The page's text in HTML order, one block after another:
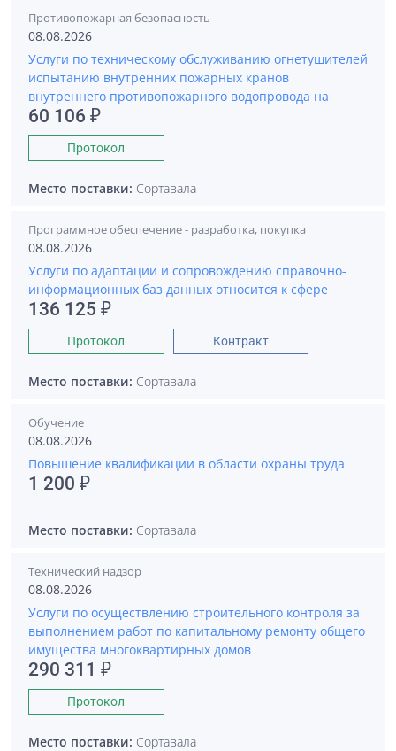
Противопожарная безопасность
08.08.2026
Услуги по техническому обслуживанию огнетушителей
испытанию внутренних пожарных кранов
внутреннего противопожарного водопровода на
60 106 ₽
Протокол
Место поставки: Сортавала
Программное обеспечение - разработка, покупка
08.08.2026
Услуги по адаптации и сопровождению справочно-
информационных баз данных относится к сфере
136 125 ₽
Протокол Контракт
Место поставки: Сортавала
Обучение
08.08.2026
Повышение квалификации в области охраны труда
1 200 ₽
Место поставки: Сортавала
Технический надзор
08.08.2026
Услуги по осуществлению строительного контроля за
выполнением работ по капитальному ремонту общего
имущества многоквартирных домов
290 311 ₽
Протокол
Место поставки: Сортавала